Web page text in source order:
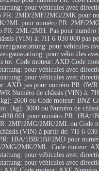
pour véhicules avec
PR: 2MD/2MF/2MG/2MK pour
2ML pour numéro PR: 2MF/
PR: 2ML/2MH. Pas pour numéro
(VIN) à: 7H-6-030 000 pas
pour véhicules
pour véhicules
tot. Code moteur: AXD Code
pour véhicules avec
pour véhicules avec
AXD pas pour numéro PR: 0WR
Numéro de châssis (VIN) à:
2600 ou Code moteur: BNZ
[kg]: 3000 ou Numéro de
030 001 pour numéro PR: 1BA/
2MF/2MG/2MK/2ML ou Code
(VIN) à partir de: 7H-6-
1BA/1BB/1BJ/2MD pour
2MG/2MK/2ML. Code moteur:
pour véhicules avec
pour véhicules avec